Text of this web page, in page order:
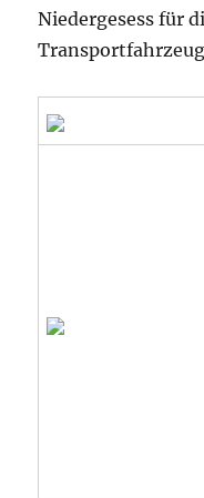
Niedergesess für